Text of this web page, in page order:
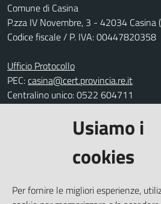
Usiamo i
cookies
Per fornire le migliori esperienze,
Comune di Casina
P.zza IV Novembre, 3 - 42034 Casina
Codice fiscale / P. IVA: 00447820358
Ufficio Protocollo
PEC:casina@cert.provincia.re.it
Centralino unico: 0522 604711
Segnalazione disservizio
Amministrazione trasparente